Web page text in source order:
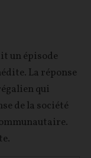
un épisode
La réponse
qui
de la société